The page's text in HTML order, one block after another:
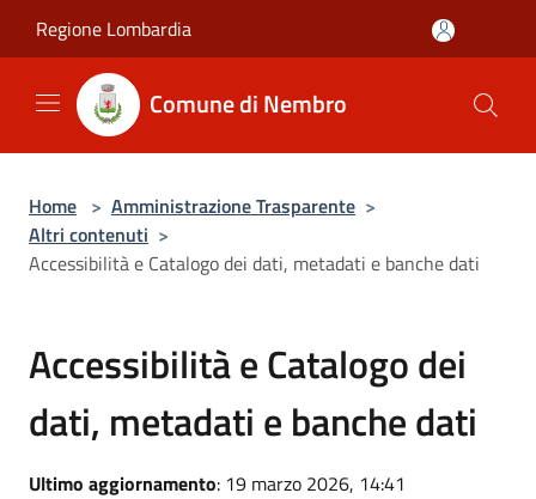
Regione Lombardia
Comune di Nembro
Home > Amministrazione Trasparente >
Altri contenuti >
Accessibilità e Catalogo dei dati, metadati e banche dati
Accessibilità e Catalogo dei
dati, metadati e banche dati
Ultimo aggiornamento: 19 marzo 2026, 14:41